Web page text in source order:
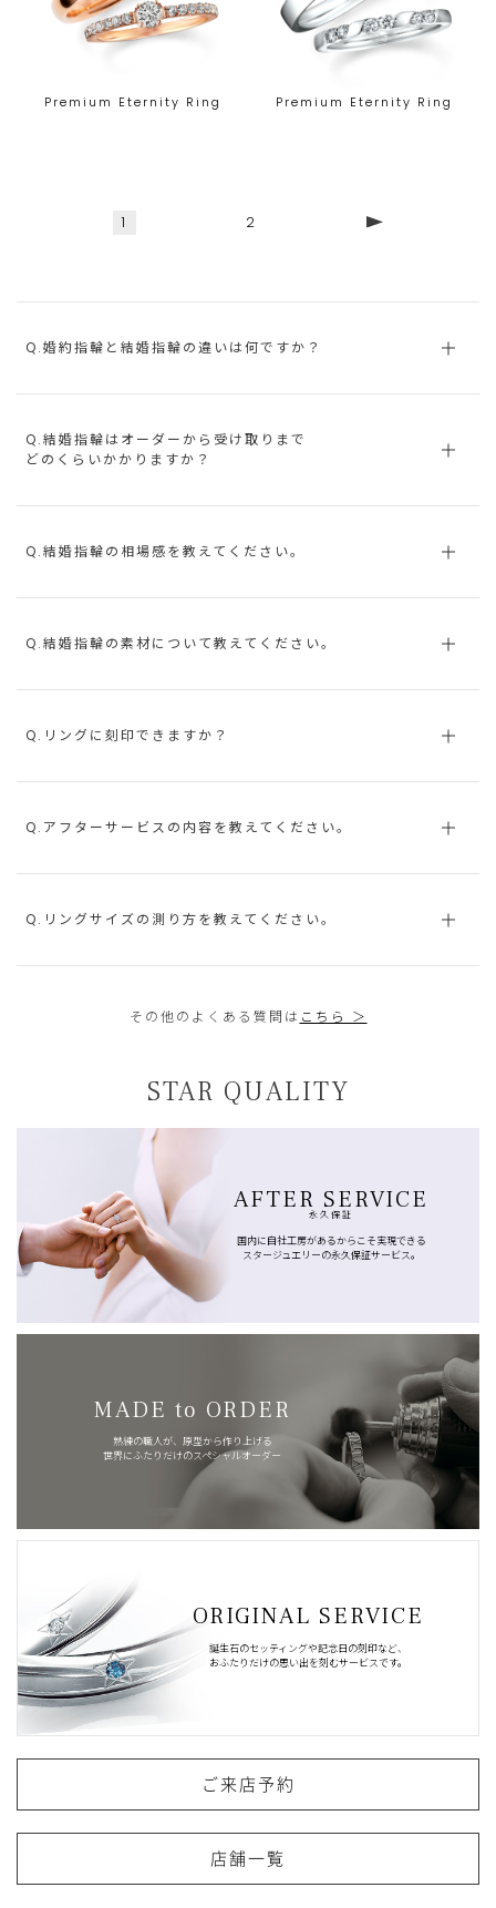
Premium Eternity Ring Premium Eternity Ring
1 2
Q.婚約指輪と結婚指輪の違いは何ですか？
Q.結婚指輪はオーダーから受け取りまで
どのくらいかかりますか？
Q.結婚指輪の相場感を教えてください。
Q.結婚指輪の素材について教えてください。
Q.リングに刻印できますか？
Q.アフターサービスの内容を教えてください。
Q.リングサイズの測り方を教えてください。
その他のよくある質問は こちら ＞
STAR QUALITY
AFTER SERVICE
永久保証
国内に自社工房があるからこそ実現できる
スタージュエリーの永久保証サービス。
MADE to ORDER
熟練の職人が、原型から作り上げる
世界にふたりだけのスペシャルオーダー
ORIGINAL SERVICE
誕生石のセッティングや記念日の刻印など、
おふたりだけの思い出を刻むサービスです。
ご来店予約
店舗一覧